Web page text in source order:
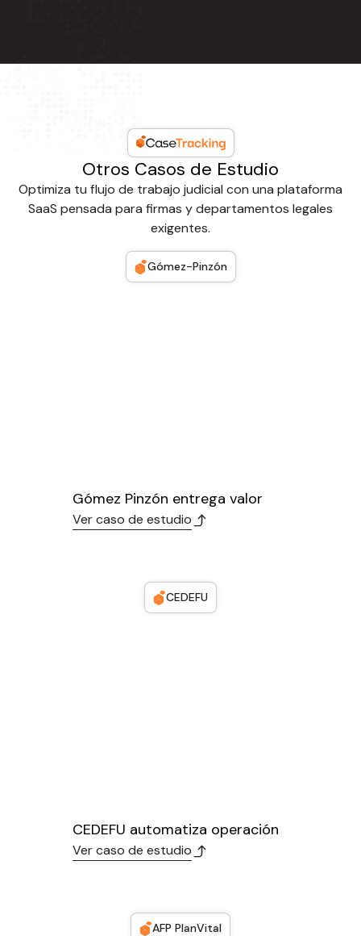
Otros Casos de Estudio
Optimiza tu flujo de trabajo judicial con una plataforma
SaaS pensada para firmas y departamentos legales
exigentes.
Gómez-Pinzón
Gómez Pinzón entrega valor
Ver caso de estudio
CEDEFU
CEDEFU automatiza operación
Ver caso de estudio
AFP PlanVital